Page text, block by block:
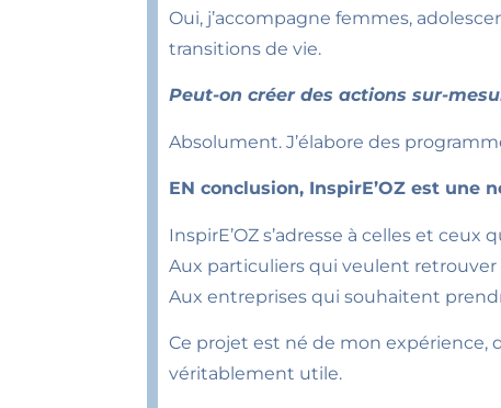
Oui, j’accompagne femmes,
transitions de vie.
Peut-on créer des actions sur-
Absolument. J’élabore des
EN conclusion, InspirE’OZ est une
InspirE’OZ s’adresse à celles et
Aux particuliers qui veulent
Aux entreprises qui souhaitent
Ce projet est né de mon expérience,
véritablement utile.